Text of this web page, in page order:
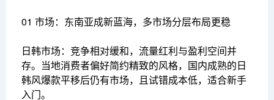
01 市场：东南亚成新蓝海，多市场分层布局更稳
日韩市场：竞争相对缓和，流量红利与盈利空间并
存。当地消费者偏好简约精致的风格，国内成熟的日
韩风爆款平移后仍有市场，且试错成本低，适合新手
入门。